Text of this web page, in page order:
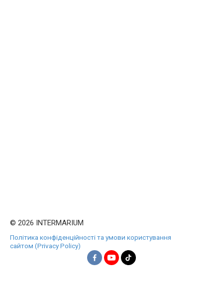
© 2026 INTERMARIUM
Політика конфіденційності та умови користування
сайтом (Privacy Policy)